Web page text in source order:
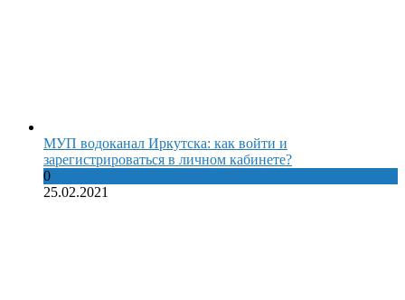
МУП водоканал Иркутска: как войти и
зарегистрироваться в личном кабинете?
0
25.02.2021